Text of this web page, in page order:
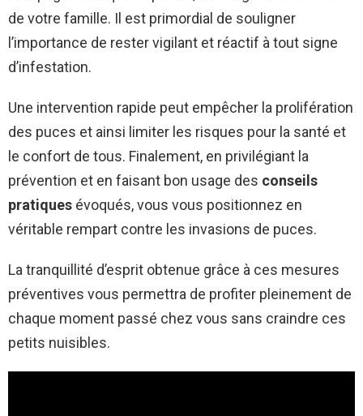
de votre famille. Il est primordial de souligner
l’importance de rester vigilant et réactif à tout signe
d’infestation.
Une intervention rapide peut empêcher la prolifération
des puces et ainsi limiter les risques pour la santé et
le confort de tous. Finalement, en privilégiant la
prévention et en faisant bon usage des conseils
pratiques évoqués, vous vous positionnez en
véritable rempart contre les invasions de puces.
La tranquillité d’esprit obtenue grâce à ces mesures
préventives vous permettra de profiter pleinement de
chaque moment passé chez vous sans craindre ces
petits nuisibles.